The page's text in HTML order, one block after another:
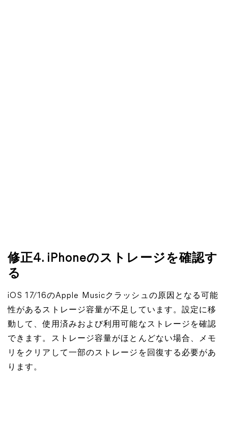
修正4. iPhoneのストレージを確認す
る
iOS 17/16のApple Musicクラッシュの原因となる可能
性があるストレージ容量が不足しています。設定に移
動して、使用済みおよび利用可能なストレージを確認
できます。ストレージ容量がほとんどない場合、メモ
リをクリアして一部のストレージを回復する必要があ
ります。